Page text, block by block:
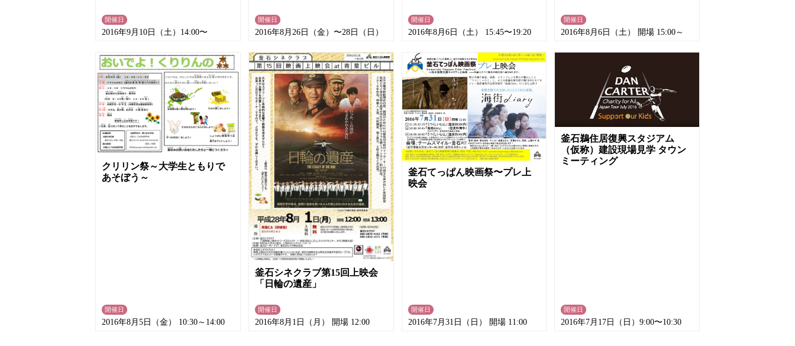
開催日
2016年9月10日（土）14:00〜
開催日
2016年8月26日（金）〜28日（日）
開催日
2016年8月6日（土） 15:45〜19:20
開催日
2016年8月6日（土） 開場 15:00～
クリリン祭～大学生ともりで
あそぼう～
開催日
2016年8月5日（金） 10:30～14:00
釜石シネクラブ第15回上映会
「日輪の遺産」
開催日
2016年8月1日（月） 開場 12:00
釜石てっぱん映画祭〜プレ上
映会
開催日
2016年7月31日（日） 開場 11:00
釜石鵜住居復興スタジアム
（仮称）建設現場見学 タウン
ミーティング
開催日
2016年7月17日（日）9:00〜10:30